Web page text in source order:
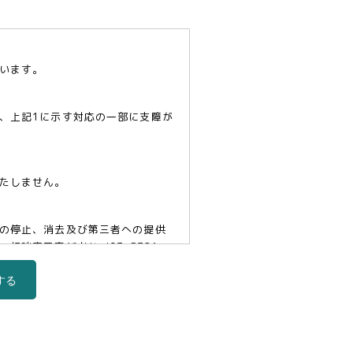
ます。
上記1に示す対応の一部に支障が
しません。
停止、消去及び第三者への提供
・相談窓口責任者(tel03-5321-
る